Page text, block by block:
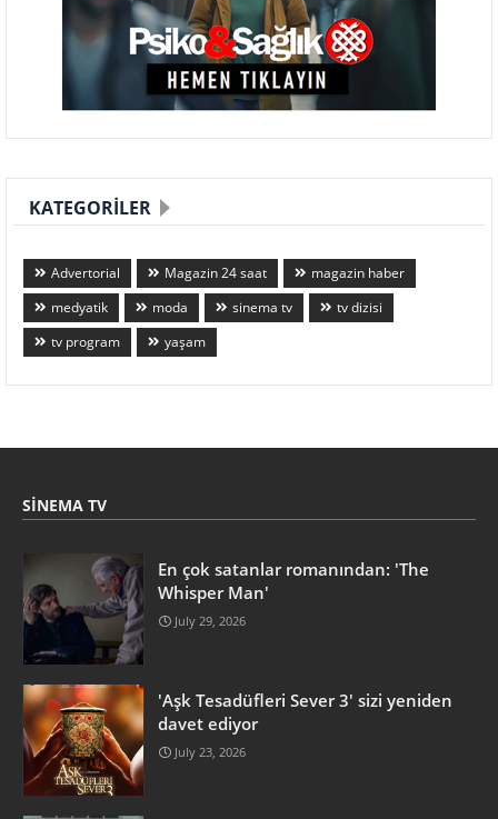
KATEGORILER
Advertorial Magazin 24 saat
magazin haber
medyatik
moda sinema tv
tv dizisi
tv program
yaşam
SINEMA TV
En çok satanlar romanından: 'The
Whisper Man'
July 29, 2026
'Aşk Tesadüfleri Sever 3' sizi yeniden
davet ediyor
July 23, 2026